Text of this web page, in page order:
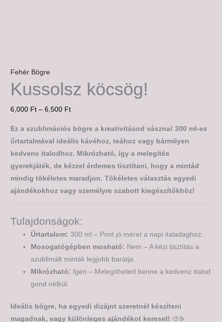
Fehér Bögre
Kussolsz köcsög!
6,000 Ft – 6,500 Ft
Ez a szublimációs bögre a kreativitásod vászna! 300 ml-es
űrtartalmával ideális kávéhoz, teához vagy bármilyen
kedvenc italodhoz. Mikrózható, így a melegítés
gyerekjáték, de kézzel érdemes tisztítani, hogy a mintád
mindig tökéletes maradjon. Tökéletes választás egyedi
ajándékokhoz vagy személyre szabott kiegészítőkhöz!
Tulajdonságok:
Űrtartalom: 300 ml – Pont jó méret a napi italadaghoz.
Mosogatógépben mosható: Nem – A kézi tisztítás a
szublimált minták legjobb barátja.
Mikrózható: Igen – Melegítheted benne a kedvenc italod
gond nélkül.
Ideális bögre, ha egyedi dizájnt szeretnél készíteni
magadnak, vagy különleges ajándékot keresel! 🎨☕